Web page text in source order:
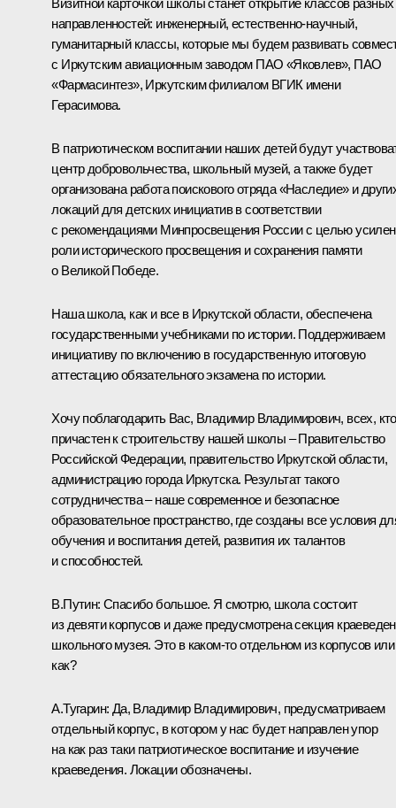
направленностей: инженерный, естественно-научный,
гуманитарный классы, которые мы будем развивать
с Иркутским авиационным заводом ПАО «Яковлев», ПАО
«Фармасинтез», Иркутским филиалом ВГИК имени
Герасимова.
В патриотическом воспитании наших детей будут
центр добровольчества, школьный музей, а также будет
организована работа поискового отряда «Наследие» и
локаций для детских инициатив в соответствии
с рекомендациями Минпросвещения России с целью
роли исторического просвещения и сохранения памяти
о Великой Победе.
Наша школа, как и все в Иркутской области, обеспечена
государственными учебниками по истории. Поддерживаем
инициативу по включению в государственную итоговую
аттестацию обязательного экзамена по истории.
Хочу поблагодарить Вас, Владимир Владимирович, всех, кто
причастен к строительству нашей школы – Правительство
Российской Федерации, правительство Иркутской области,
администрацию города Иркутска. Результат такого
сотрудничества – наше современное и безопасное
образовательное пространство, где созданы все условия
обучения и воспитания детей, развития их талантов
и способностей.
В.Путин: Спасибо большое. Я смотрю, школа состоит
из девяти корпусов и даже предусмотрена секция
школьного музея. Это в каком-то отдельном из корпусов или
как?
А.Тугарин: Да, Владимир Владимирович, предусматриваем
отдельный корпус, в котором у нас будет направлен упор
на как раз таки патриотическое воспитание и изучение
краеведения. Локации обозначены.